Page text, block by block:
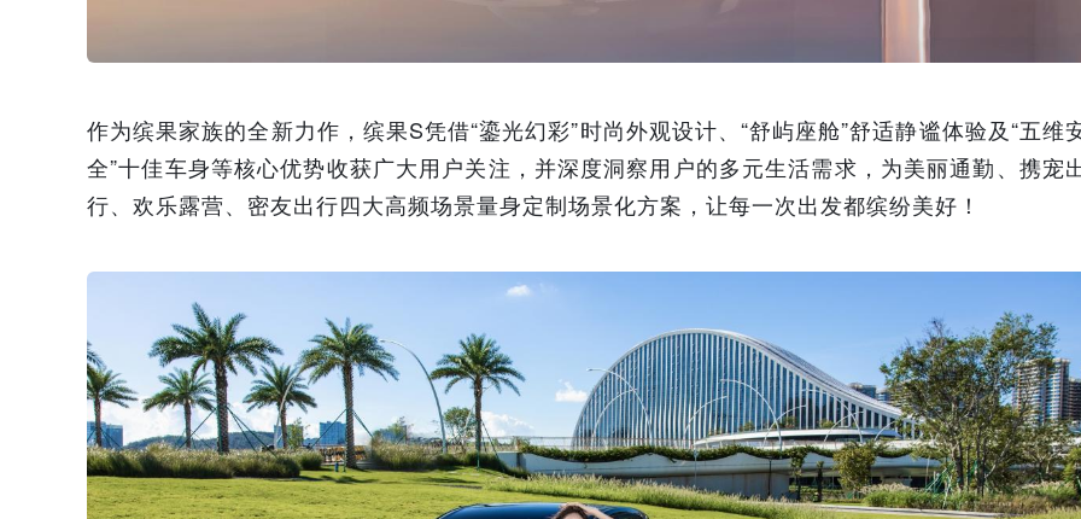
作为缤果家族的全新力作，缤果S凭借“鎏光幻彩”时尚外观设计、“舒屿座舱”舒适静谧体验及“五维
全”十佳车身等核心优势收获广大用户关注，并深度洞察用户的多元生活需求，为美丽通勤、携宠
行、欢乐露营、密友出行四大高频场景量身定制场景化方案，让每一次出发都缤纷美好！